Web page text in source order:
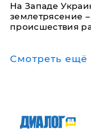
На Западе
землетрясение
происшествия
Смотреть ещё